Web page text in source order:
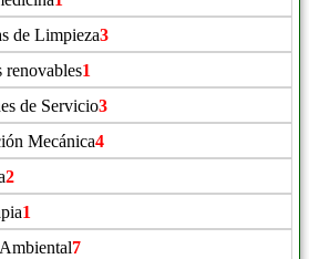
de Limpieza3
renovables1
de Servicio3
Mecánica4
2
1
7